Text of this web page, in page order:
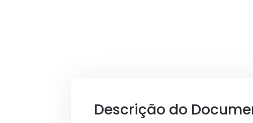
Descrição do